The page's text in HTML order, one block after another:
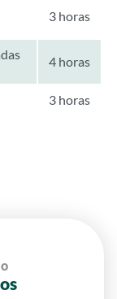
3 horas
4 horas
3 horas